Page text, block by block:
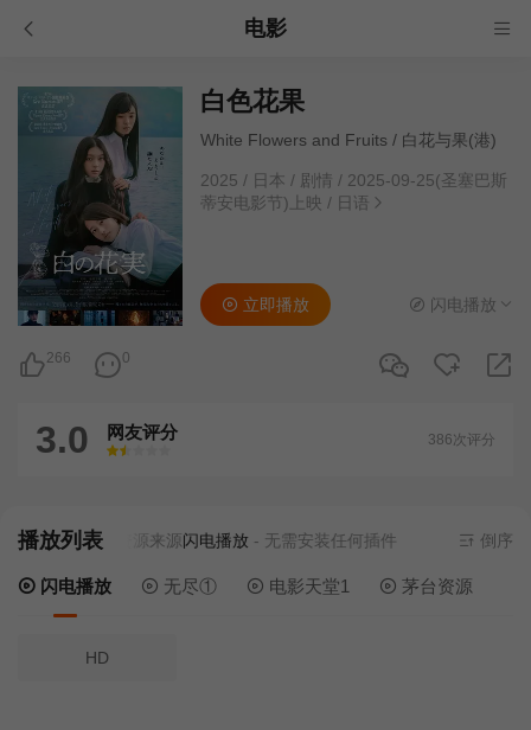
电影
白色花果
White Flowers and Fruits‎ / 白花与果(港)
2025 / 日本 / 剧情 / 2025-09-25(圣塞巴斯
蒂安电影节)上映 / 日语
266 0
立即播放 闪电播放
3.0 网友评分
很差
较差还行推荐力荐
386次评分
播放列表当前资源来源闪电播放- 无需安装任何插件 倒序
闪电播放 无尽① 电影天堂1 茅台资源
HD